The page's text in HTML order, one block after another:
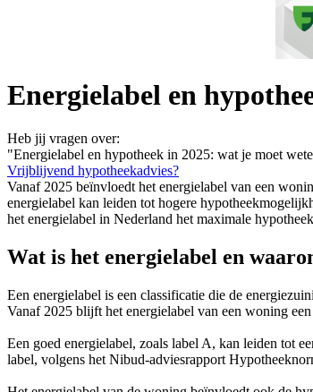
Energielabel en
Heb jij vragen over:
"Energielabel en hypotheek in 2025: wat je moet
Vrijblijvend hypotheekadvies?
Vanaf 2025 beïnvloedt het energielabel van een
energielabel kan leiden tot hogere
het energielabel in Nederland het maximale
Wat is het energielabel en
Een energielabel is een classificatie die de
Vanaf 2025 blijft het energielabel van een woning
Een goed energielabel, zoals label A, kan leiden tot
label, volgens het Nibud-adviesrapport